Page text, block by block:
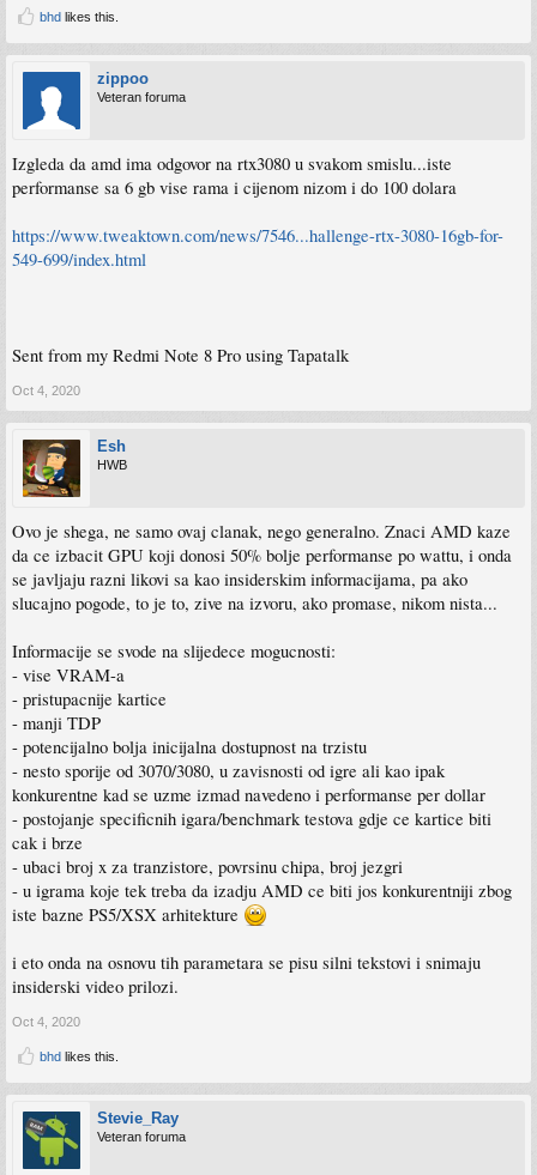
bhd likes this.
zippoo
Veteran foruma
Izgleda da amd ima odgovor na rtx3080 u svakom smislu...iste
performanse sa 6 gb vise rama i cijenom nizom i do 100 dolara
https://www.tweaktown.com/news/7546...hallenge-rtx-3080-16gb-for-
549-699/index.html
Sent from my Redmi Note 8 Pro using Tapatalk
Oct 4, 2020
Esh
HWB
Ovo je shega, ne samo ovaj clanak, nego generalno. Znaci AMD kaze
da ce izbacit GPU koji donosi 50% bolje performanse po wattu, i onda
se javljaju razni likovi sa kao insiderskim informacijama, pa ako
slucajno pogode, to je to, zive na izvoru, ako promase, nikom nista...
Informacije se svode na slijedece mogucnosti:
- vise VRAM-a
- pristupacnije kartice
- manji TDP
- potencijalno bolja inicijalna dostupnost na trzistu
- nesto sporije od 3070/3080, u zavisnosti od igre ali kao ipak
konkurentne kad se uzme izmad navedeno i performanse per dollar
- postojanje specificnih igara/benchmark testova gdje ce kartice biti
cak i brze
- ubaci broj x za tranzistore, povrsinu chipa, broj jezgri
- u igrama koje tek treba da izadju AMD ce biti jos konkurentniji zbog
iste bazne PS5/XSX arhitekture
i eto onda na osnovu tih parametara se pisu silni tekstovi i snimaju
insiderski video prilozi.
Oct 4, 2020
bhd likes this.
Stevie_Ray
Veteran foruma